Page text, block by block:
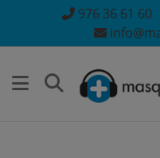
976 36 61 60